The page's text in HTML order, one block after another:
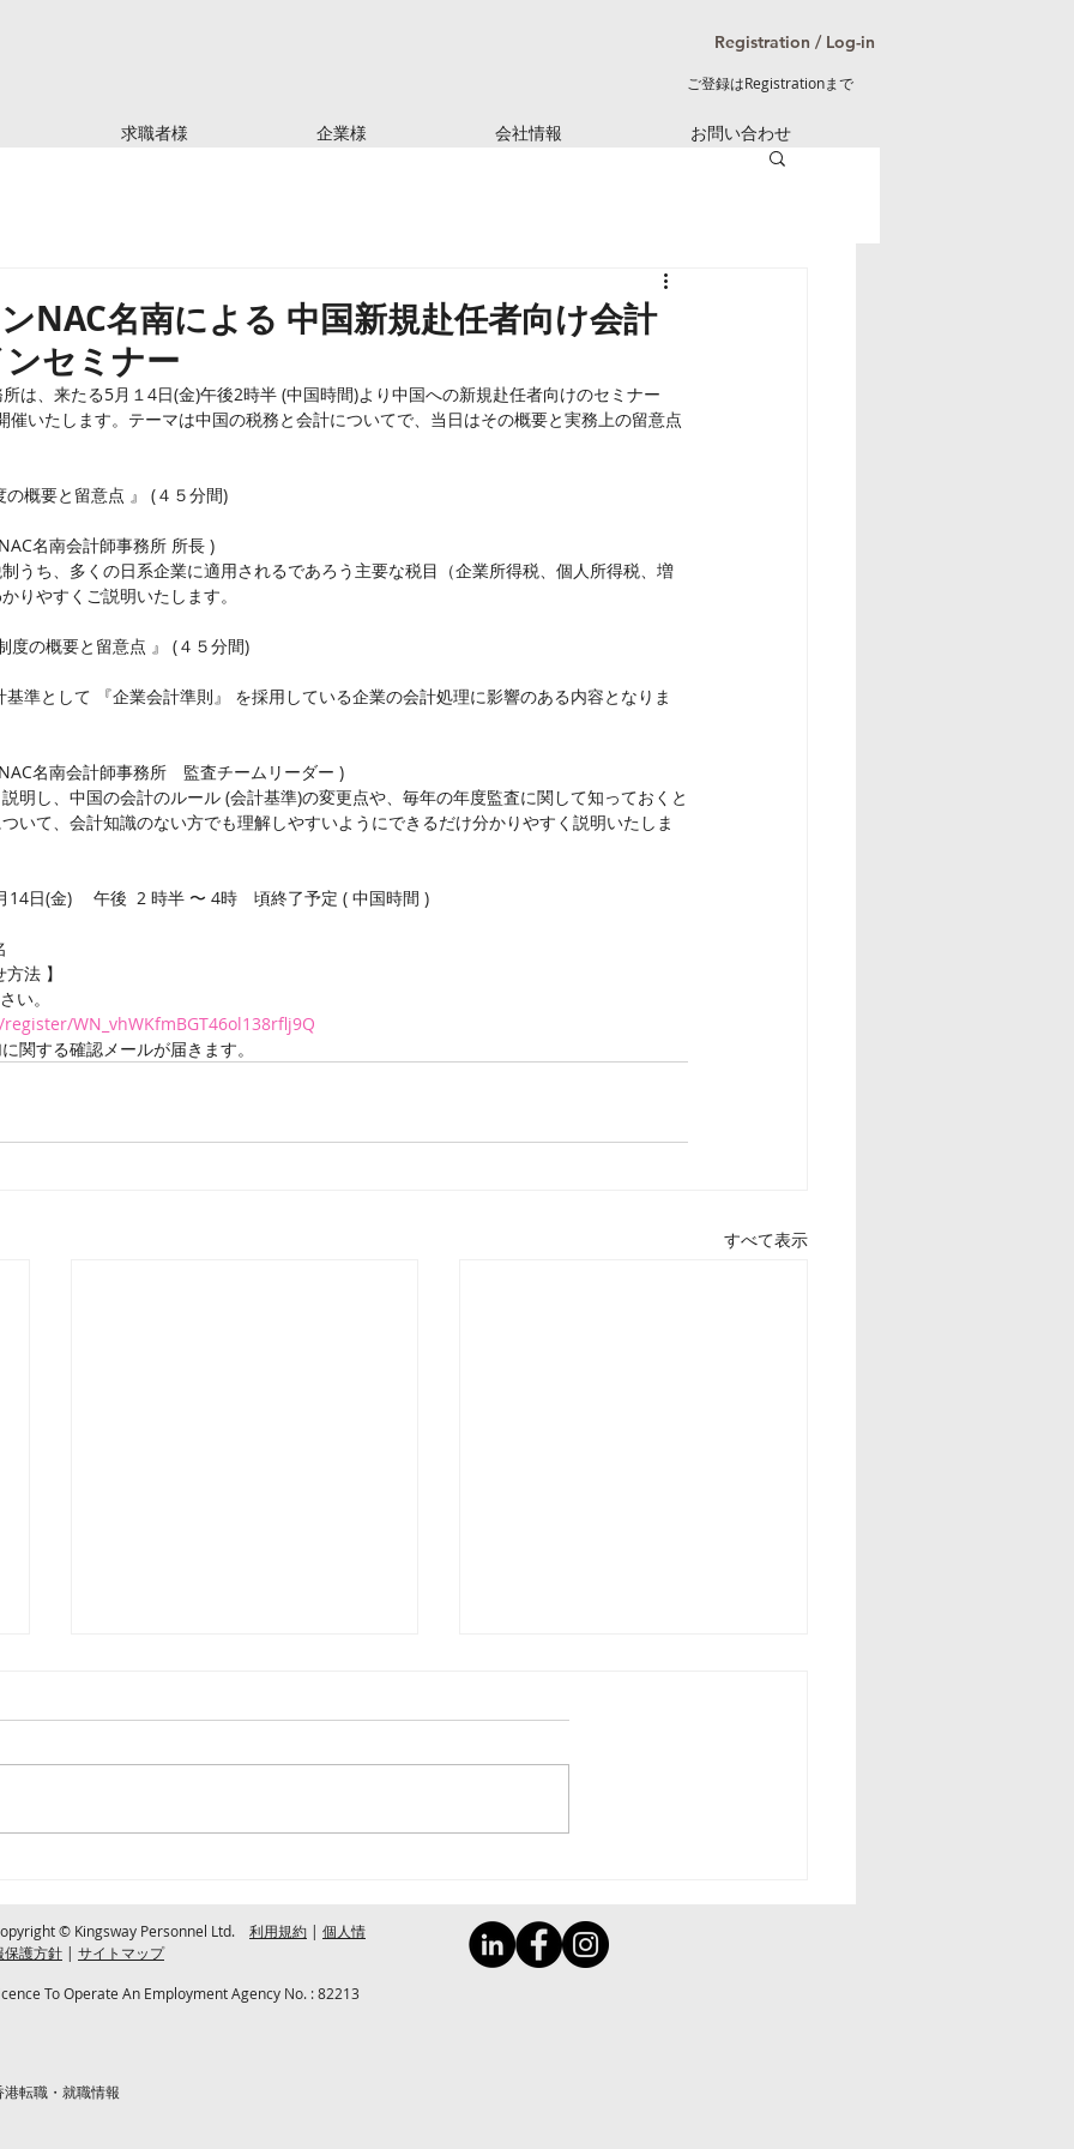
Registration / Log-in
ご登録はRegistrationまで
求職者様 企業様 会社情報 お問い合わせ
NAC名南による 中国新規赴任者向け会計
セミナー
は、来たる5月１4日(金)午後2時半 (中国時間)より中国への新規赴任者向けのセミナー
催いたします。テーマは中国の税務と会計についてで、当日はその概要と実務上の留意点
概要と留意点 』 (４５分間)
名南会計師事務所 所長 )
うち、多くの日系企業に適用されるであろう主要な税目（企業所得税、個人所得税、増
りやすくご説明いたします。
度の概要と留意点 』 (４５分間)
準として 『企業会計準則』 を採用している企業の会計処理に影響のある内容となりま
名南会計師事務所　監査チームリーダー )
明し、中国の会計のルール (会計基準)の変更点や、毎年の年度監査に関して知っておくと
いて、会計知識のない方でも理解しやすいようにできるだけ分かりやすく説明いたしま
日(金) 　午後  2 時半 〜 4時　頃終了予定 ( 中国時間 )
法 】
い。
WN_vhWKfmBGT46ol138rflj9Q
関する確認メールが届きます。
すべて表示
び実務上のアドバイス
© Kingsway Personnel Ltd. 利用規約 | 個人情
保護方針 | サイトマップ
To Operate An Employment Agency No. : 82213
港転職・就職情報